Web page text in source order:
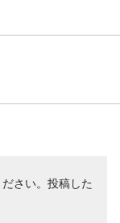
さい。投稿した